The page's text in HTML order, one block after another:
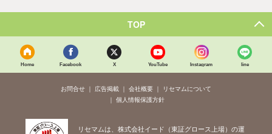
TOP
Home Facebook X YouTube Instagram line
お問合せ 広告掲載 会社概要
リセマムについて
個人情報保護方針
リセマムは、株式会社イード（東証グロース上場）の運